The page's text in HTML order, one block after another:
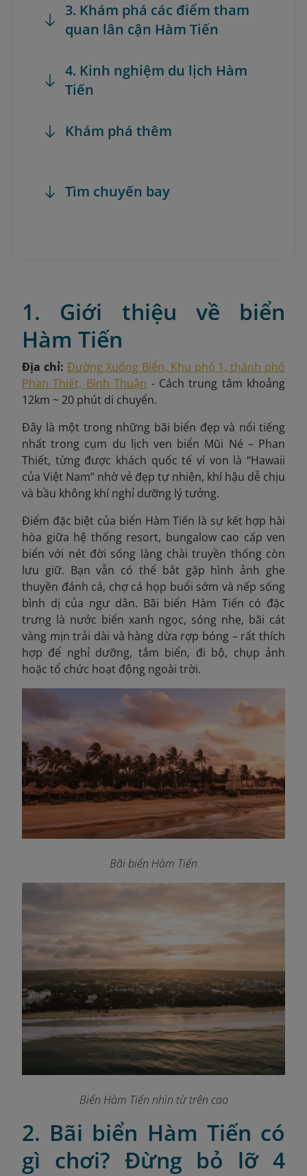
3. Khám phá các điểm tham
quan lân cận Hàm Tiến
4. Kinh nghiệm du lịch Hàm
Tiến
Khám phá thêm
Tìm chuyến bay
1. Giới thiệu về biển
Hàm Tiến
Địa chỉ: Đường Xuống Biển, Khu phố 1, thành phố
Phan Thiết, Bình Thuận - Cách trung tâm khoảng
12km ~ 20 phút di chuyển.
Đây là một trong những bãi biển đẹp và nổi tiếng
nhất trong cụm du lịch ven biển Mũi Né – Phan
Thiết, từng được khách quốc tế ví von là “Hawaii
của Việt Nam” nhờ vẻ đẹp tự nhiên, khí hậu dễ chịu
và bầu không khí nghỉ dưỡng lý tưởng.
Điểm đặc biệt của biển Hàm Tiến là sự kết hợp hài
hòa giữa hệ thống resort, bungalow cao cấp ven
biển với nét đời sống làng chài truyền thống còn
lưu giữ. Bạn vẫn có thể bắt gặp hình ảnh ghe
thuyền đánh cá, chợ cá họp buổi sớm và nếp sống
bình dị của ngư dân. Bãi biển Hàm Tiến có đặc
trưng là nước biển xanh ngọc, sóng nhẹ, bãi cát
vàng mịn trải dài và hàng dừa rợp bóng – rất thích
hợp để nghỉ dưỡng, tắm biển, đi bộ, chụp ảnh
hoặc tổ chức hoạt động ngoài trời.
Bãi biển Hàm Tiến
Biển Hàm Tiến nhìn từ trên cao
2. Bãi biển Hàm Tiến có
gì chơi? Đừng bỏ lỡ 4